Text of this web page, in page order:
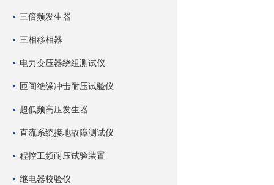
三倍频发生器
三相移相器
电力变压器绕组测试仪
匝间绝缘冲击耐压试验仪
超低频高压发生器
直流系统接地故障测试仪
程控工频耐压试验装置
继电器校验仪